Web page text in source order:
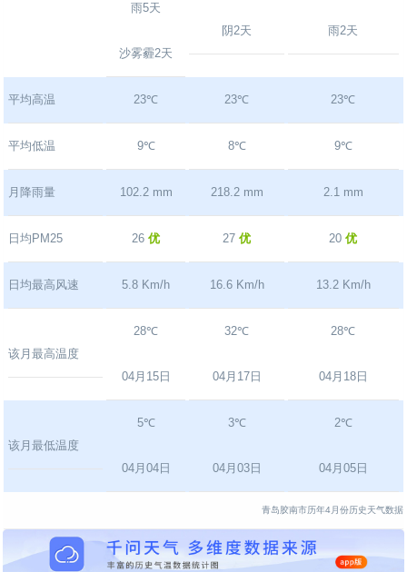
雨5天
沙雾霾2天
阴2天 雨2天
平均高温 23℃ 23℃ 23℃
平均低温 9℃ 8℃ 9℃
月降雨量 102.2 mm 218.2 mm 2.1 mm
日均PM25 26优 27优 20优
日均最高风速 5.8 Km/h 16.6 Km/h 13.2 Km/h
该月最高温度
28℃
04月15日
32℃
04月17日
28℃
04月18日
该月最低温度
5℃
04月04日
3℃
04月03日
2℃
04月05日
青岛胶南市历年4月份历史天气数据